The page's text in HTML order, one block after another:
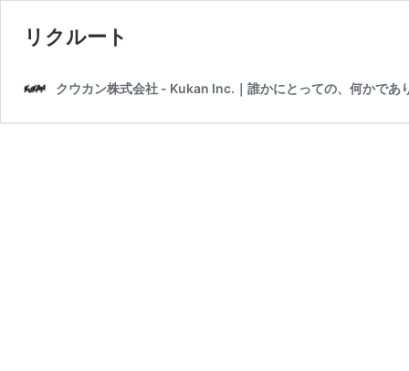
リクルート
クウカン株式会社 - Kukan Inc.｜誰かにとっての、何かであ